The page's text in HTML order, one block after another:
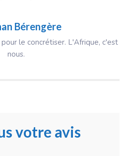
Bérengère
le concrétiser. L'Afrique, c'est
nous.
votre avis